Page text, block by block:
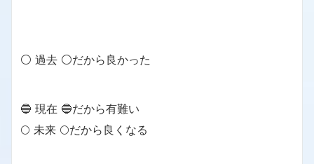
⚪ 過去 ⚪だから良かった
🔵 現在 🔵だから有難い
🌕 未来 🌕だから良くなる